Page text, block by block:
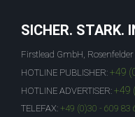
SICHER. STARK.
Firstlead GmbH,
HOTLINE PUBLISHER: +49
HOTLINE ADVERTISER: +49
TELEFAX: +49 (0)30 - 609 83